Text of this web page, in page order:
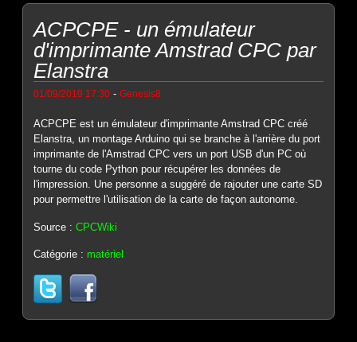
ACPCPE - un émulateur
d'imprimante Amstrad CPC par
Elanstra
01/09/2019 17:30 -Genesis8
ACPCPE est un émulateur d'imprimante Amstrad CPC créé
Elanstra, un montage Arduino qui se branche à l'arrière du port
imprimante de l'Amstrad CPC vers un port USB d'un PC où
tourne du code Python pour récupérer les données de
l'impression. Une personne a suggéré de rajouter une carte SD
pour permettre l'utilisation de la carte de façon autonome.
Source :CPCWiki
Catégorie : matériel